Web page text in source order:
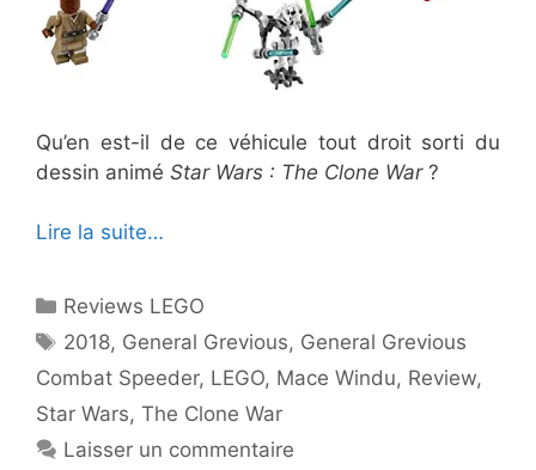
Qu’en est-il de ce véhicule tout droit sorti du
dessin animé Star Wars : The Clone War?
Lire la suite…
Catégories
Reviews LEGO
Étiquettes
2018, General Grevious, General Grevious
Combat Speeder, LEGO, Mace Windu, Review,
Star Wars, The Clone War
Laisser un commentaire